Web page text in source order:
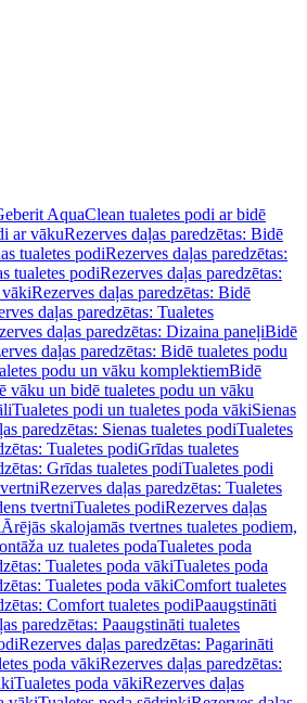
AquaClean tualetes podi ar bidē
ar vākuRezerves daļas paredzētas: Bidē
tualetes podiRezerves daļas paredzētas:
tualetes podiRezerves daļas paredzētas:
Rezerves daļas paredzētas: Bidē
daļas paredzētas: Tualetes
daļas paredzētas: Dizaina paneļiBidē
daļas paredzētas: Bidē tualetes podu
podu un vāku komplektiemBidē
vāku un bidē tualetes podu un vāku
Tualetes podi un tualetes poda vākiSienas
paredzētas: Sienas tualetes podiTualetes
Tualetes podiGrīdas tualetes
Grīdas tualetes podiTualetes podi
Rezerves daļas paredzētas: Tualetes
tvertniTualetes podiRezerves daļas
Ārējās skalojamās tvertnes tualetes podiem,
uz tualetes podaTualetes poda
Tualetes poda vākiTualetes poda
Tualetes poda vākiComfort tualetes
Comfort tualetes podiPaaugstināti
paredzētas: Paaugstināti tualetes
Rezerves daļas paredzētas: Pagarināti
poda vākiRezerves daļas paredzētas:
Tualetes poda vākiRezerves daļas